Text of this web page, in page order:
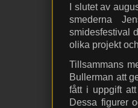
I slutet av
smederna
smidesfestival
olika projekt
Tillsammans
Bullerman att
fått i uppgift
Dessa figurer